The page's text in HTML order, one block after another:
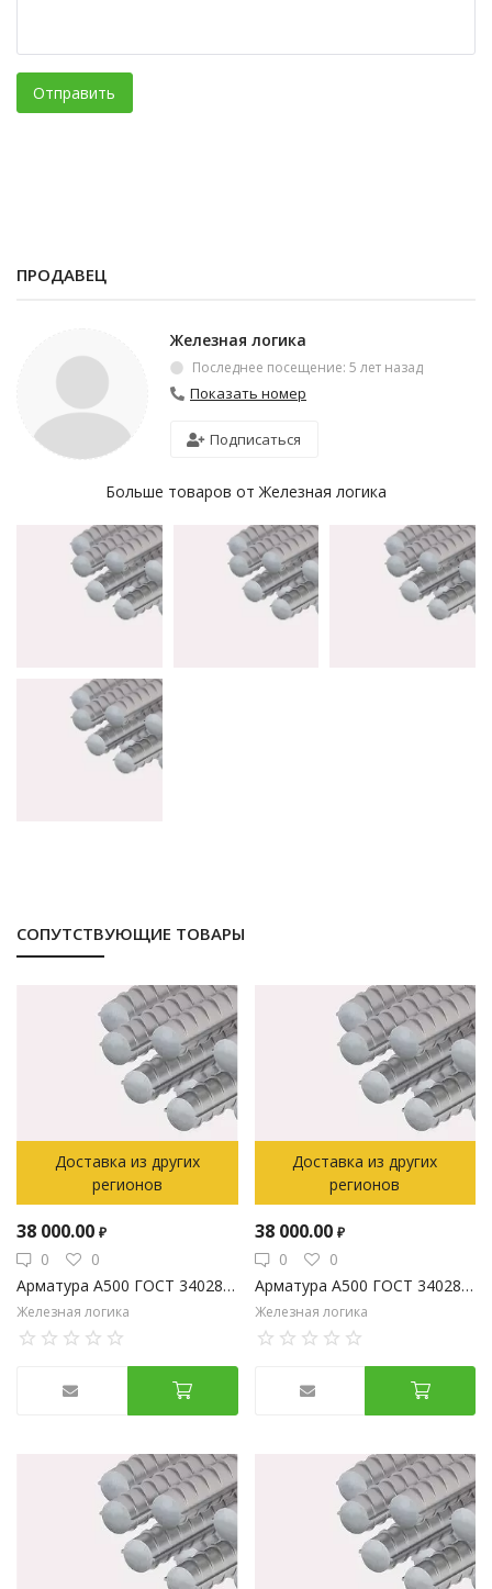
Отправить
ПРОДАВЕЦ
Железная логика
Последнее посещение: 5 лет назад
Показать номер
Подписаться
Больше товаров от Железная логика
СОПУТСТВУЮЩИЕ ТОВАРЫ
Доставка из других
регионов
38 000.00 ₽
0
0
Арматура А500 ГОСТ 34028-2016 20мм
Железная логика
Доставка из других
регионов
38 000.00 ₽
0
0
Арматура А500 ГОСТ 34028-2016 22мм
Железная логика